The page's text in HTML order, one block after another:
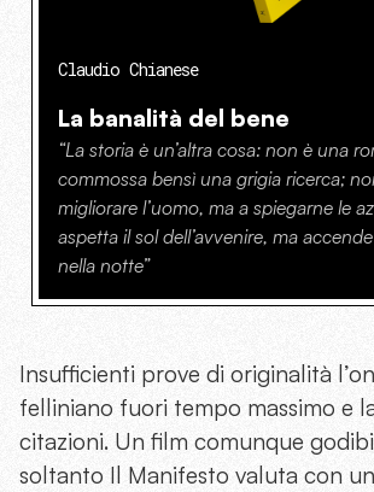
Claudio Chianese
La banalità del bene
“La storia è un’altra cosa: non è una
commossa bensì una grigia ricerca;
migliorare l’uomo, ma a spiegarne le
aspetta il sol dell’avvenire, ma
nella notte”
Insufficienti prove di originalità
felliniano fuori tempo massimo e
citazioni. Un film comunque
soltanto Il Manifesto valuta con